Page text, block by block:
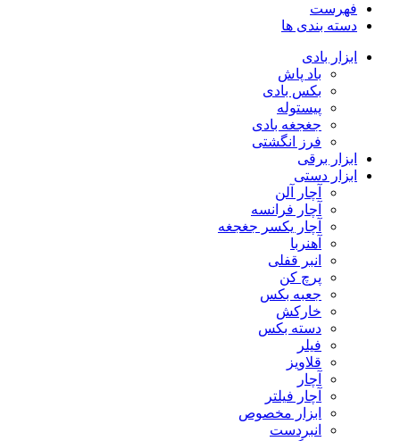
فهرست
دسته بندی ها
ابزار بادی
باد پاش
بکس بادی
پیستوله
جغجغه بادی
فرز انگشتی
ابزار برقی
ابزار دستی
آچار آلن
آچار فرانسه
آچار یکسر جغجغه
آهنربا
انبر قفلی
پرچ کن
جعبه بکس
خارکش
دسته بکس
فیلر
قلاویز
آچار
آچار فیلتر
ابزار مخصوص
انبردست